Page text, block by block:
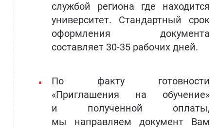
службой региона где находится
университет. Стандартный срок
оформления документа
составляет 30-35 рабочих дней.
По факту готовности
«Приглашения на обучение»
и полученной оплаты,
мы направляем документ Вам